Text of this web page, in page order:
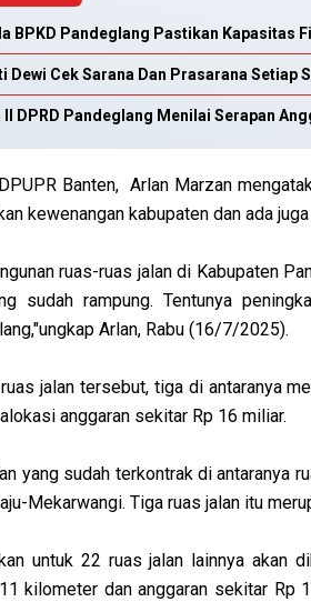
BPKD Pandeglang Pastikan Kapasitas
Dewi Cek Sarana Dan Prasarana Setiap
II DPRD Pandeglang Menilai Serapan
Banten, Arlan Marzan
kewenangan kabupaten dan ada
ruas-ruas jalan di Kabupaten
sudah rampung. Tentunya
Arlan, Rabu (16/7/2025).
jalan tersebut, tiga di antaranya
anggaran sekitar Rp 16 miliar.
yang sudah terkontrak di antaranya
Mekarwangi. Tiga ruas jalan itu
untuk 22 ruas jalan lainnya akan
kilometer dan anggaran sekitar Rp